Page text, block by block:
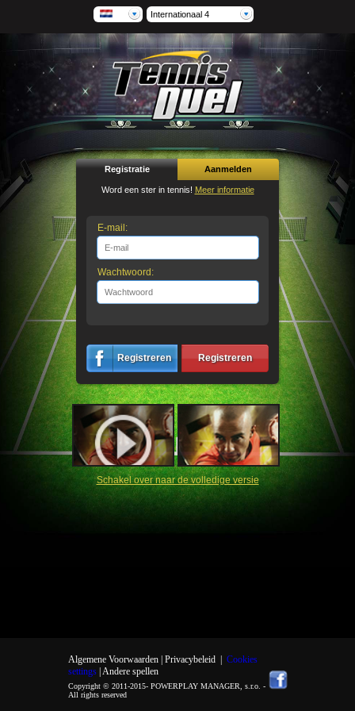
Internationaal 4
Registratie Aanmelden
Word een ster in tennis! Meer informatie
E-mail:
Wachtwoord:
Registreren Registreren
Schakel over naar de volledige versie
Algemene Voorwaarden | Privacybeleid| Cookies
settings | Andere spellen
Copyright © 2011-2015- POWERPLAY MANAGER, s.r.o. -
All rights reserved